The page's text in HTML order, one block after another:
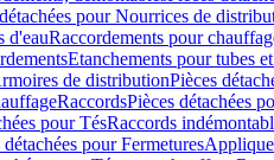
pour Nourrices de
d'eauRaccordements pour
Etanchements pour tubes
de distributionPièces
RaccordsPièces détachées
pour TésRaccords
détachées pour Fermetures